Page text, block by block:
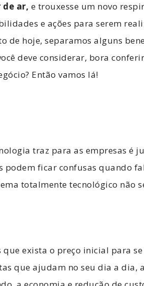
ar, e trouxesse um novo
e ações para serem
de hoje, separamos alguns
deve considerar, bora
Então vamos lá!
traz para as empresas é
podem ficar confusas quando
totalmente tecnológico não
exista o preço inicial para
que ajudam no seu dia a dia,